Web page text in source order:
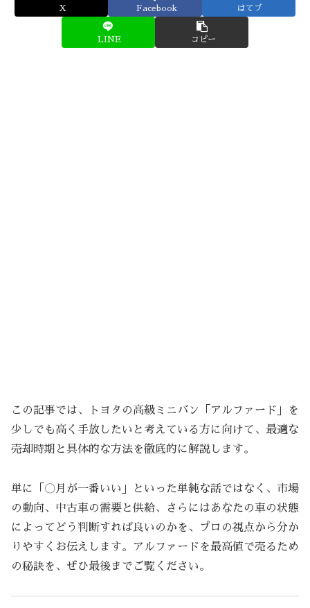
X Facebook はてブ
LINE コピー
この記事では、トヨタの高級ミニバン「アルファード」を
少しでも高く手放したいと考えている方に向けて、最適な
売却時期と具体的な方法を徹底的に解説します。
単に「〇月が一番いい」といった単純な話ではなく、市場
の動向、中古車の需要と供給、さらにはあなたの車の状態
によってどう判断すれば良いのかを、プロの視点から分か
りやすくお伝えします。アルファードを最高値で売るため
の秘訣を、ぜひ最後までご覧ください。